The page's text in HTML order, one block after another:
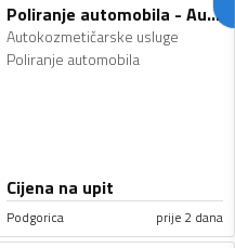
Poliranje automobila - Autokozmetičarske usluge
Autokozmetičarske usluge
Poliranje automobila
Cijena na upit
Podgorica prije 2 dana